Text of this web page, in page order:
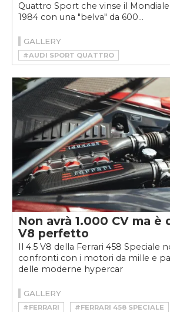
Quattro Sport che vinse il
1984 con una "belva" da 600...
GALLERY
#AUDI SPORT QUATTRO
#HSR MANUFAKTUR
#RESTOMOD
Non avrà 1.000 CV ma è
V8 perfetto
Il 4.5 V8 della Ferrari 458 Speciale
confronti con i motori da mille e
delle moderne hypercar
GALLERY
#FERRARI #FERRARI 458 SPECIALE